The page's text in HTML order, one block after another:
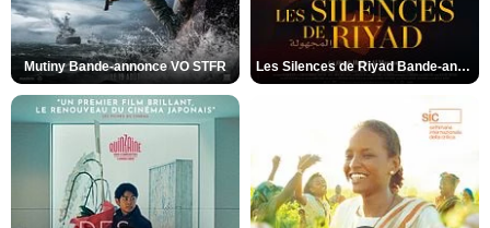
Mutiny Bande-annonce VO STFR Les Silences de Riyad Bande-annonce VO STFR